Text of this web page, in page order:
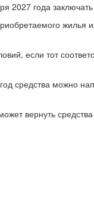
2027 года
если тот
средства можно
вернуть